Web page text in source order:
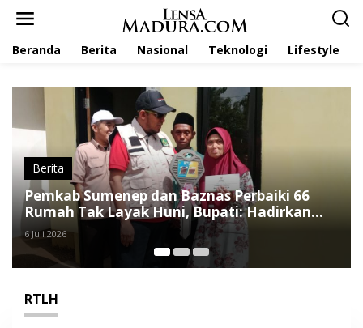
Beranda Berita Nasional Teknologi Lifestyle
Perbaiki 66
Hadirkan
Nasional
Khofifah Dampingi Menteri PKP
BSPS 33 Ribu Rumah di Jatim
4 Mei 2026
RTLH